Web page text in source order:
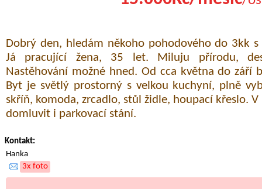
Dobrý den, hledám někoho pohodového do 3kk s
Já pracující žena, 35 let. Miluju přírodu,
Nastěhování možné hned. Od cca května do září
Byt je světlý prostorný s velkou kuchyní, plně
skříň, komoda, zrcadlo, stůl židle, houpací křeslo.
domluvit i parkovací stání.
Kontakt:
Hanka
3x foto